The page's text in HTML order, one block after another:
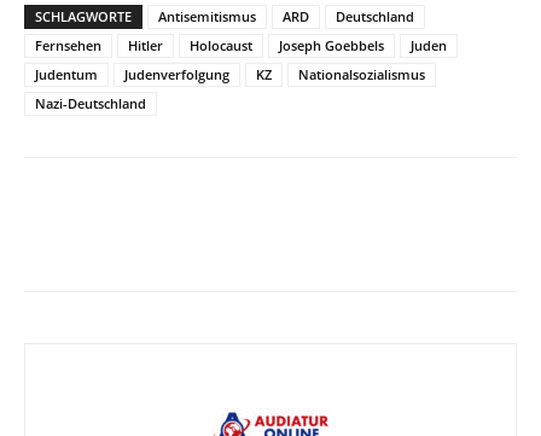
SCHLAGWORTE Antisemitismus ARD
Deutschland
Fernsehen
Hitler Holocaust Joseph Goebbels
Juden
Judentum
Judenverfolgung KZ
Nationalsozialismus
Nazi-Deutschland